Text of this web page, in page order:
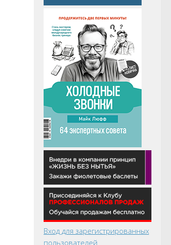
Вход для зарегистрированных
пользователей